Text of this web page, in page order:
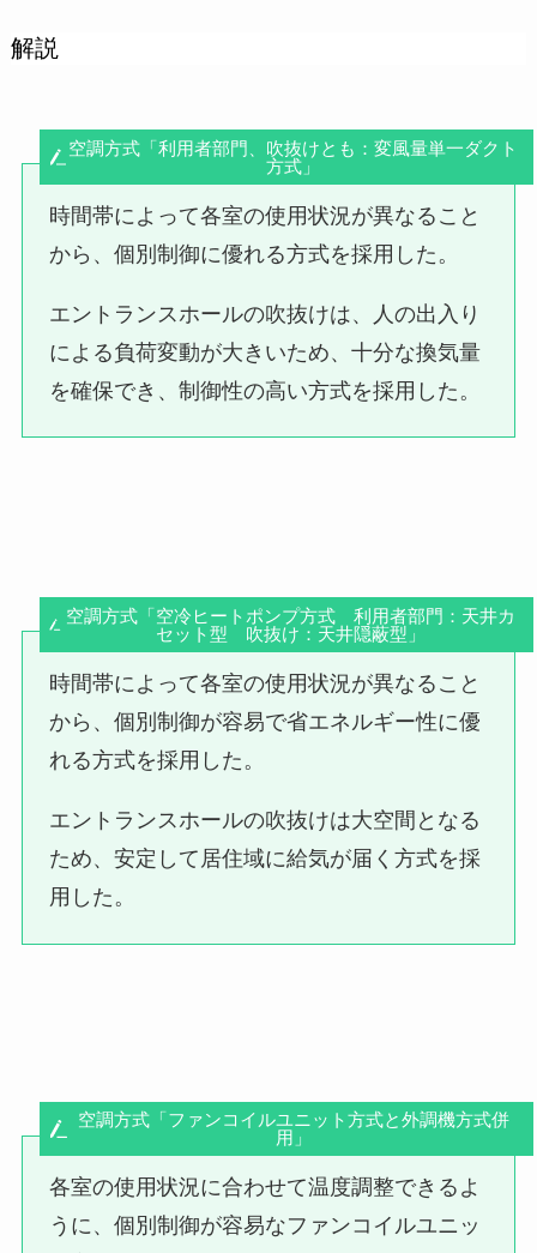
解説
空調方式「利用者部門、吹抜けとも：変風量単一ダクト
方式」
時間帯によって各室の使用状況が異なること
から、個別制御に優れる方式を採用した。
エントランスホールの吹抜けは、人の出入り
による負荷変動が大きいため、十分な換気量
を確保でき、制御性の高い方式を採用した。
空調方式「空冷ヒートポンプ方式 利用者部門：天井カ
セット型 吹抜け：天井隠蔽型」
時間帯によって各室の使用状況が異なること
から、個別制御が容易で省エネルギー性に優
れる方式を採用した。
エントランスホールの吹抜けは大空間となる
ため、安定して居住域に給気が届く方式を採
用した。
空調方式「ファンコイルユニット方式と外調機方式併
用」
各室の使用状況に合わせて温度調整できるよ
うに、個別制御が容易なファンコイルユニッ